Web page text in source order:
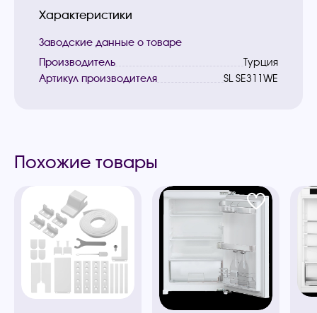
Характеристики
Заводские данные о товаре
Производитель
Турция
Артикул производителя
SL SE311WE
Похожие товары